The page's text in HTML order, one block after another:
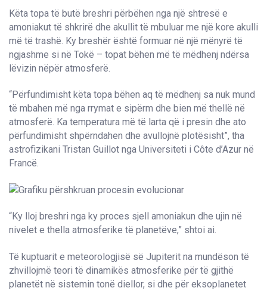
Këta topa të butë breshri përbëhen nga një shtresë e
amoniakut të shkrirë dhe akullit të mbuluar me një kore akulli
më të trashë. Ky breshër është formuar në një mënyrë të
ngjashme si në Tokë – topat bëhen më të mëdhenj ndërsa
lëvizin nëpër atmosferë.
“Përfundimisht këta topa bëhen aq të mëdhenj sa nuk mund
të mbahen më nga rrymat e sipërm dhe bien më thellë në
atmosferë. Ka temperatura më të larta që i presin dhe ato
përfundimisht shpërndahen dhe avullojnë plotësisht”, tha
astrofizikani Tristan Guillot nga Universiteti i Côte d’Azur në
Francë.
“Ky lloj breshri nga ky proces sjell amoniakun dhe ujin në
nivelet e thella atmosferike të planetëve,” shtoi ai.
Të kuptuarit e meteorologjisë së Jupiterit na mundëson të
zhvillojmë teori të dinamikës atmosferike për të gjithë
planetët në sistemin tonë diellor, si dhe për eksoplanetet